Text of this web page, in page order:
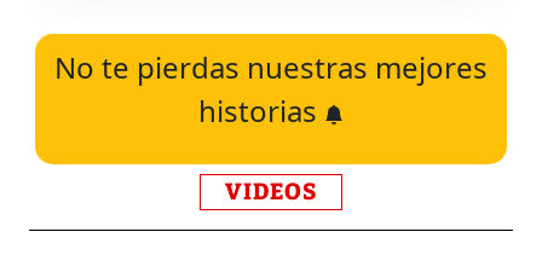
No te pierdas nuestras mejores
historias
VIDEOS